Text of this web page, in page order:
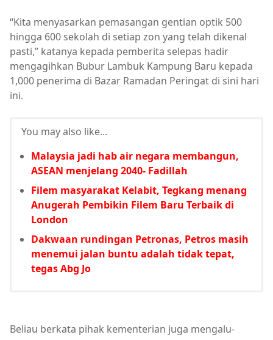
“Kita menyasarkan pemasangan gentian optik 500
hingga 600 sekolah di setiap zon yang telah dikenal
pasti,” katanya kepada pemberita selepas hadir
mengagihkan Bubur Lambuk Kampung Baru kepada
1,000 penerima di Bazar Ramadan Peringat di sini hari
ini.
You may also like...
Malaysia jadi hab air negara membangun,
ASEAN menjelang 2040- Fadillah
Filem masyarakat Kelabit, Tegkang menang
Anugerah Pembikin Filem Baru Terbaik di
London
Dakwaan rundingan Petronas, Petros masih
menemui jalan buntu adalah tidak tepat,
tegas Abg Jo
Beliau berkata pihak kementerian juga mengalu-